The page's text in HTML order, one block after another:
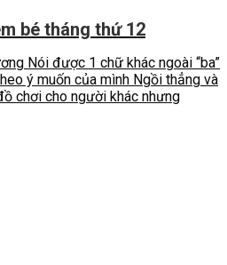
bé tháng thứ 12
Nói được 1 chữ khác ngoài “ba”
ý muốn của mình Ngồi thẳng và
chơi cho người khác nhưng